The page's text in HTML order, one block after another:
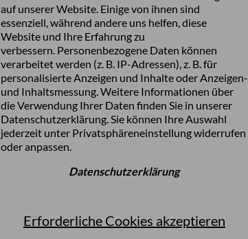
auf unserer Website. Einige von ihnen sind
essenziell, während andere uns helfen, diese
Website und Ihre Erfahrung zu
verbessern. Personenbezogene Daten können
verarbeitet werden (z. B. IP-Adressen), z. B. für
personalisierte Anzeigen und Inhalte oder Anzeigen-
und Inhaltsmessung. Weitere Informationen über
die Verwendung Ihrer Daten finden Sie in unserer
Datenschutzerklärung. Sie können Ihre Auswahl
jederzeit unter Privatsphäreneinstellungwiderrufen
oder anpassen.
Datenschutzerklärung
Erforderliche Cookies akzeptieren